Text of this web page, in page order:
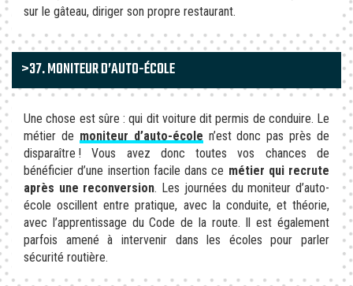
sur le gâteau, diriger son propre restaurant.
>37. MONITEUR D’AUTO-ÉCOLE
Une chose est sûre : qui dit voiture dit permis de conduire. Le
métier de moniteur d’auto-école n’est donc pas près de
disparaître ! Vous avez donc toutes vos chances de
bénéficier d’une insertion facile dans ce métier qui recrute
après une reconversion. Les journées du moniteur d’auto-
école oscillent entre pratique, avec la conduite, et théorie,
avec l’apprentissage du Code de la route. Il est également
parfois amené à intervenir dans les écoles pour parler
sécurité routière.